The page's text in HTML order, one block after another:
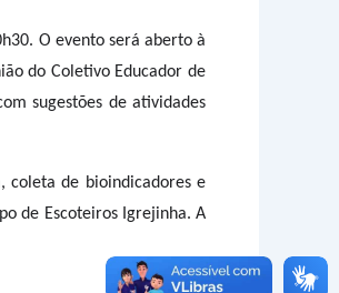
O evento será aberto à
do Coletivo Educador de
sugestões de atividades
coleta de bioindicadores e
de Escoteiros Igrejinha. A